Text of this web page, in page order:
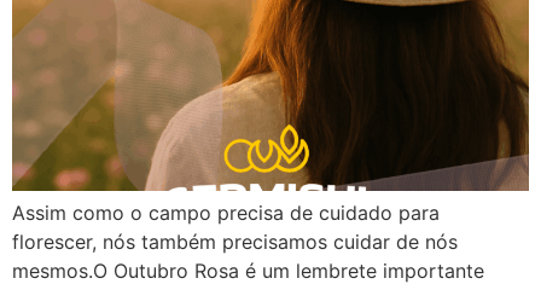
Assim como o campo precisa de cuidado para
florescer, nós também precisamos cuidar de nós
mesmos.O Outubro Rosa é um lembrete importante